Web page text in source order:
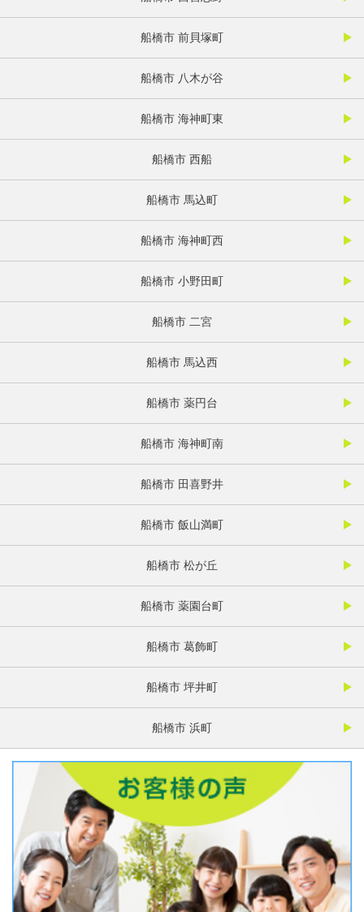
船橋市 前貝塚町
船橋市 八木が谷
船橋市 海神町東
船橋市 西船
船橋市 馬込町
船橋市 海神町西
船橋市 小野田町
船橋市 二宮
船橋市 馬込西
船橋市 薬円台
船橋市 海神町南
船橋市 田喜野井
船橋市 飯山満町
船橋市 松が丘
船橋市 薬園台町
船橋市 葛飾町
船橋市 坪井町
船橋市 浜町